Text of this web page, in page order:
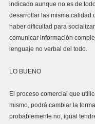
indicado aunque no es de
desarrollar las misma calidad
haber dificultad para
comunicar información
lenguaje no verbal del todo.
LO BUENO
El proceso comercial que
mismo, podrá cambiar la
probablemente no, igual